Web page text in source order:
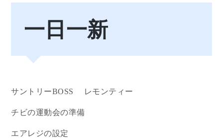
一日一新
サントリーBOSS レモンティー
チビの運動会の準備
エアレジの設定